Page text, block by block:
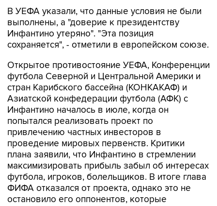
Инфантино утеряно". "Эта позиция
сохраняется", - отметили в европейском союзе.
Открытое противостояние УЕФА, Конференции
стран Карибского бассейна (КОНКАКАФ) и
Азиатской конфедерации футбола (АФК) с
Инфантино началось в июле, когда он
попытался реализовать проект по
привлечению частных инвесторов в
проведение мировых первенств. Критики
плана заявили, что Инфантино в стремлении
максимизировать прибыль забыл об интересах
футбола, игроков, болельщиков. В итоге глава
ФИФА отказался от проекта, однако это не
остановило его оппонентов, которые
продолжают добиваться его отставки.